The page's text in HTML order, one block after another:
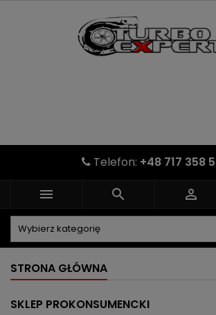
Telefon: +48 717 358
  
STRONA GŁÓWNA
SKLEP PROKONSUMENCKI